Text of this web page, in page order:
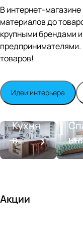
n
e
В интернет-
материалов до
крупными брендами
предпринимателями.
товаров!
Идеи интерьера
Кухня
в
стиле
Акции